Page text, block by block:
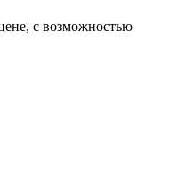
с возможностью